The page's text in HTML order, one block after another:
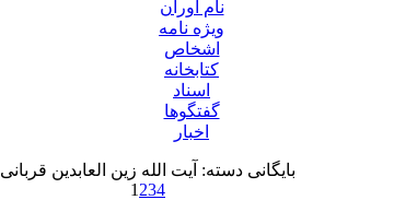
نام آوران
ویژه نامه
اشخاص
کتابخانه
اسناد
گفتگوها
اخبار
بایگانی دسته: آیت الله زین العابدین قربانی
1 234